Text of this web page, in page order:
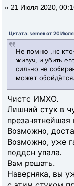
« 21 Июля 2020,
Цитата: semen от 20
Не помню ,но
живуч, и убить
сильно не
может обойдётся.
Чисто ИМХО.
Лишний стук в
презанятнейшая
Возможно,
Возможно, уже
поддон упала.
Вам решать.
Наверняка, вы